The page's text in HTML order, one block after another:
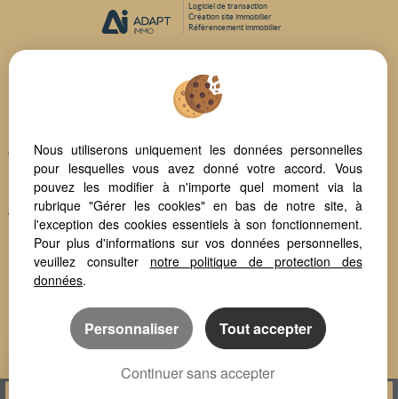
Logiciel de transaction
Création site immobilier
Référencement immobilier
Colombiers (34440)
Montady (34310)
Bedarieux (34600)
Valras Plage (34350)
Portiragnes (34420)
Bassan (34290)
Puisserguier (34620)
Nous utiliserons uniquement les données personnelles
pour lesquelles vous avez donné votre accord. Vous
pouvez les modifier à n'importe quel moment via la
rubrique "Gérer les cookies" en bas de notre site, à
l'exception des cookies essentiels à son fonctionnement.
Pour plus d'informations sur vos données personnelles,
veuillez consulter notre politique de protection des
données.
Personnaliser Tout accepter
Continuer sans accepter